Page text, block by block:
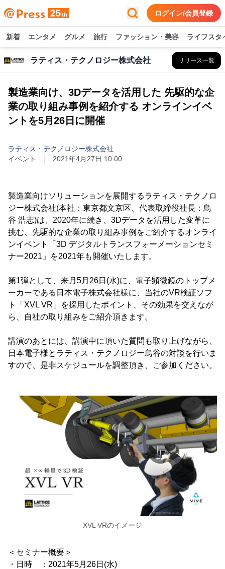
ログイン/会員登録
新着 エンタメ グルメ 旅行 ファッション・美容 ライフスタ
ラティス・テクノロジー株式会社 リリース一覧
製造業向け、3Dデータを活用した 先駆的な企
業の取り組み事例を紹介する オンラインイベ
ントを5月26日に開催
ラティス・テクノロジー株式会社
イベント
2021年4月27日 10:00
製造業向けソリューションを展開するラティス・テクノロ
ジー株式会社(本社：東京都文京区、代表取締役社長：鳥
谷 浩志)は、2020年に続き、3Dデータを活用した変革に
挑む、先駆的な企業の取り組み事例をご紹介するオンライ
ンイベント「3D デジタルトランスフォーメーションセミ
ナー2021」を2021年も開催いたします。
第1弾として、来月5月26日(水)に、電子顕微鏡のトップメ
ーカーである日本電子株式会社様に、当社のVR検証ソフ
ト「XVL VR」を採用したポイント、その効果を交えなが
ら、自社の取り組みをご紹介頂きます。
講演のあとには、講演中に頂いた質問も取り上げながら、
日本電子様とラティス・テクノロジー鳥谷の対談を行いま
すので、是非スケジュールを調整頂き、ご参加ください。
XVL VRのイメージ
＜セミナー概要＞
・日時 ：2021年5月26日(水)